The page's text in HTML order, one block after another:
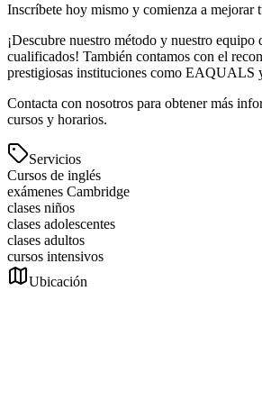
Inscríbete hoy mismo y comienza a mejorar
¡Descubre nuestro método y nuestro equipo
cualificados! También contamos con el
prestigiosas instituciones como EAQUALS
Contacta con nosotros para obtener más
cursos y horarios.
Servicios
Cursos de inglés
exámenes Cambridge
clases niños
clases adolescentes
clases adultos
cursos intensivos
Ubicación